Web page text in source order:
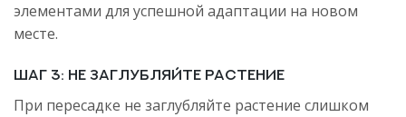
элементами для успешной адаптации на новом
месте.
Шаг 3: Не заглубляйте растение
При пересадке не заглубляйте растение слишком